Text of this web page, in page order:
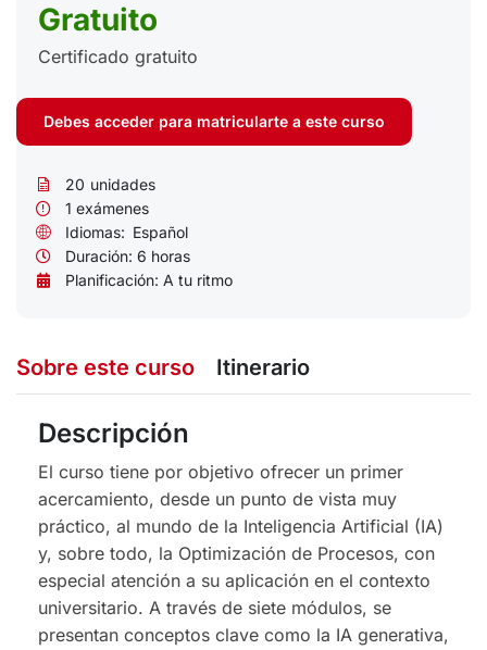
Sobre este curso Itinerario
Descripción
El curso tiene por objetivo ofrecer un primer
acercamiento, desde un punto de vista muy
práctico, al mundo de la Inteligencia Artificial (IA)
y, sobre todo, la Optimización de Procesos, con
especial atención a su aplicación en el contexto
universitario. A través de siete módulos, se
presentan conceptos clave como la IA generativa,
Gratuito
Certificado gratuito
Debes acceder para matricularte a este curso
20 unidades
1 exámenes
Idiomas: Español
Duración: 6 horas
Planificación: A tu ritmo